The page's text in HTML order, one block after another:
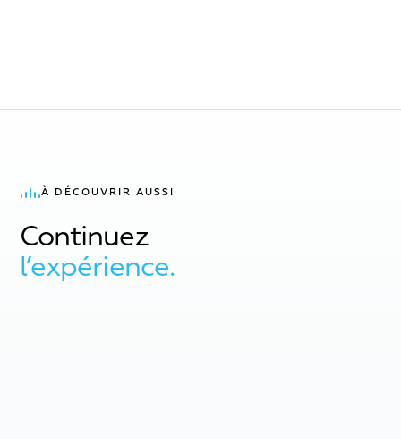
À DÉCOUVRIR AUSSI
Continuez
l’expérience.